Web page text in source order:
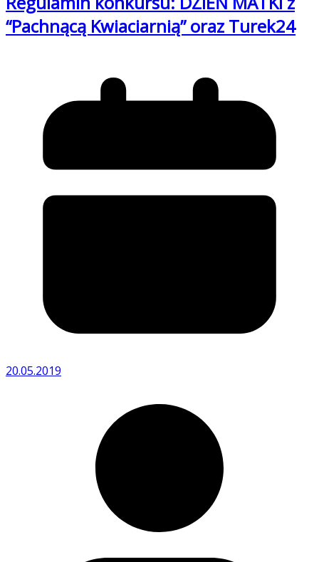
“Pachnącą Kwiaciarnią” oraz Turek24
20.05.2019